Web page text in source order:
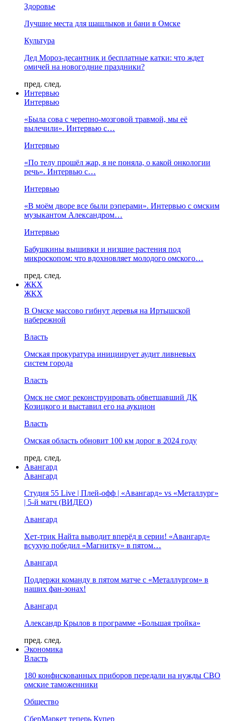
Здоровье
Лучшие места для шашлыков и бани в Омске
Культура
Дед Мороз-десантник и бесплатные катки: что ждет
омичей на новогодние праздники?
пред. след.
Интервью
Интервью
«Была сова с черепно-мозговой травмой, мы её
вылечили». Интервью с…
Интервью
«По телу прошёл жар, я не поняла, о какой онкологии
речь». Интервью с…
Интервью
«В моём дворе все были рэперами». Интервью с омским
музыкантом Александром…
Интервью
Бабушкины вышивки и низшие растения под
микроскопом: что вдохновляет молодого омского…
пред. след.
ЖКХ
ЖКХ
В Омске массово гибнут деревья на Иртышской
набережной
Власть
Омская прокуратура инициирует аудит ливневых
систем города
Власть
Омск не смог реконструировать обветшавший ДК
Козицкого и выставил его на аукцион
Власть
Омская область обновит 100 км дорог в 2024 году
пред. след.
Авангард
Авангард
Студия 55 Live | Плей-офф | «Авангард» vs «Металлург»
| 5-й матч (ВИДЕО)
Авангард
Хет-трик Найта выводит вперёд в серии! «Авангард»
всухую победил «Магнитку» в пятом…
Авангард
Поддержи команду в пятом матче с «Металлургом» в
наших фан-зонах!
Авангард
Александр Крылов в программе «Большая тройка»
пред. след.
Экономика
Власть
180 конфискованных приборов передали на нужды СВО
омские таможенники
Общество
СберМаркет теперь Купер